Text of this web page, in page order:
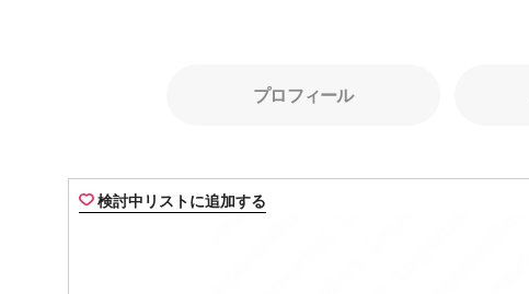
プロフィール
検討中リストに追加する